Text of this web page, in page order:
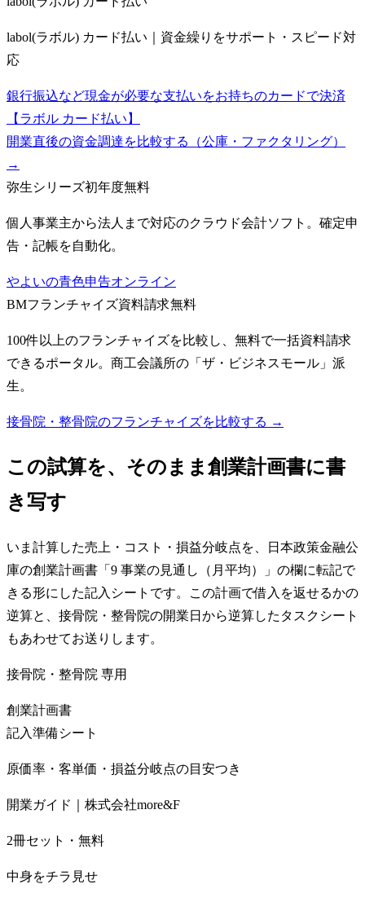
labol(ラボル) カード払い｜資金繰りをサポート・スピード対
応
銀行振込など現金が必要な支払いをお持ちのカードで決済
【ラボル カード払い】
開業直後の資金調達を比較する（公庫・ファクタリング）
→
弥生シリーズ初年度無料
個人事業主から法人まで対応のクラウド会計ソフト。確定申
告・記帳を自動化。
やよいの青色申告オンライン
BMフランチャイズ資料請求無料
100件以上のフランチャイズを比較し、無料で一括資料請求
できるポータル。商工会議所の「ザ・ビジネスモール」派
生。
接骨院・整骨院のフランチャイズを比較する →
この試算を、そのまま創業計画書に書
き写す
いま計算した売上・コスト・損益分岐点を、日本政策金融公
庫の創業計画書「9 事業の見通し（月平均）」の欄に転記で
きる形にした記入シートです。この計画で借入を返せるかの
逆算と、接骨院・整骨院の開業日から逆算したタスクシート
もあわせてお送りします。
接骨院・整骨院 専用
創業計画書
記入準備シート
原価率・客単価・損益分岐点の目安つき
開業ガイド｜株式会社more&F
2冊セット・無料
中身をチラ見せ